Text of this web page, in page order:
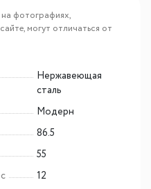
фотографиях,
могут отличаться от
Нержавеющая
сталь
Модерн
86.5
55
12